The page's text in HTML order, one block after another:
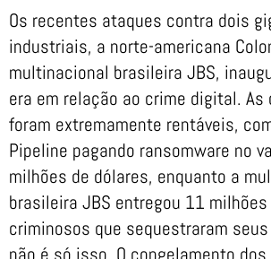
Os recentes ataques contra dois
industriais, a norte-americana
multinacional brasileira JBS,
era em relação ao crime digital. As
foram extremamente rentáveis,
Pipeline pagando ransomware no
milhões de dólares, enquanto a
brasileira JBS entregou 11
criminosos que sequestraram
não é só isso. O congelamento